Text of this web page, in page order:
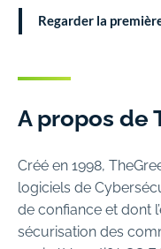
Regarder la
A propos de
Créé en 1998,
logiciels de
de confiance et dont
sécurisation des